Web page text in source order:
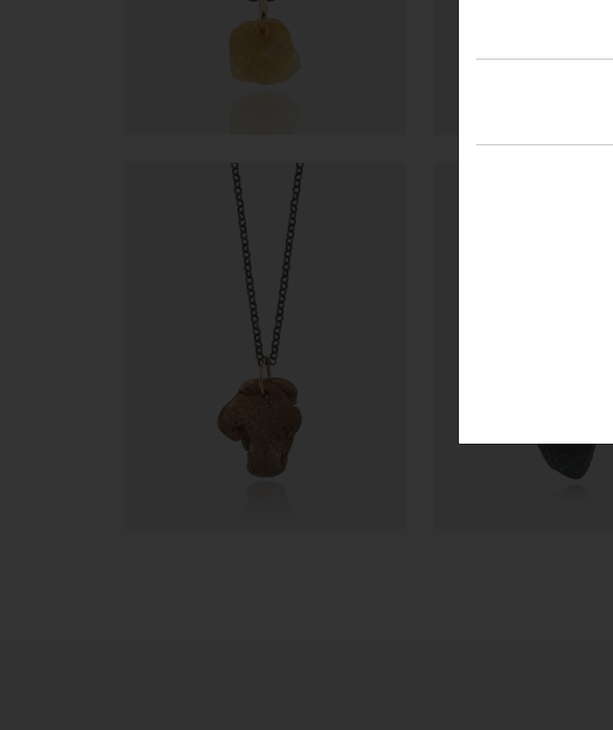
5.717,40